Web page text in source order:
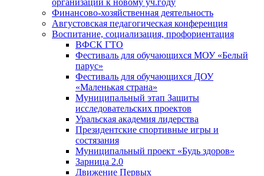
организаций к новому уч.году
Финансово-хозяйственная деятельность
Августовская педагогическая конференция
Воспитание, социализация, профориентация
ВФСК ГТО
Фестиваль для обучающихся МОУ «Белый
парус»
Фестиваль для обучающихся ДОУ
«Маленькая страна»
Муниципальный этап Защиты
исследовательских проектов
Уральская академия лидерства
Президентские спортивные игры и
состязания
Муниципальный проект «Будь здоров»
Зарница 2.0
Движение Первых